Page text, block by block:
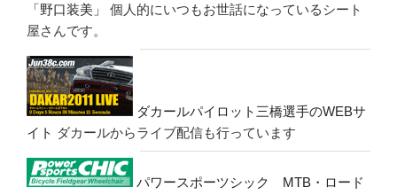
「野口装美」
個人的にいつもお世話になっているシート
屋さんです。
ダカールパイロット三橋選手のWEBサ
イト ダカールからライブ配信も行っています
パワースポーツシック MTB・ロード